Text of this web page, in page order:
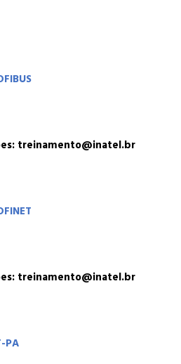
treinamento@inatel.br
treinamento@inatel.br
PA